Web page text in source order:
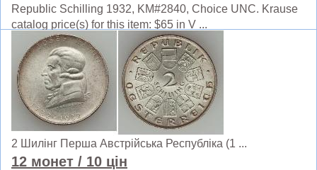
Republic Schilling 1932, KM#2840, Choice UNC. Krause
catalog price(s) for this item: $65 in V ...
2 Шилінг Перша Австрійська Республіка (1 ...
12 монет / 10 цін